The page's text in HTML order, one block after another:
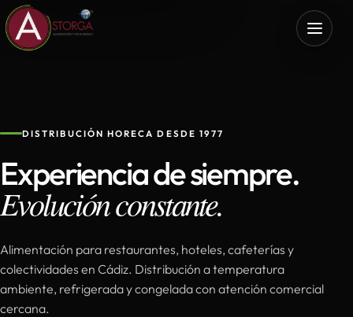
DISTRIBUCIÓN HORECA DESDE 1977
Experiencia de siempre.
Evolución constante.
Alimentación para restaurantes, hoteles, cafeterías y
colectividades en Cádiz. Distribución a temperatura
ambiente, refrigerada y congelada con atención comercial
cercana.